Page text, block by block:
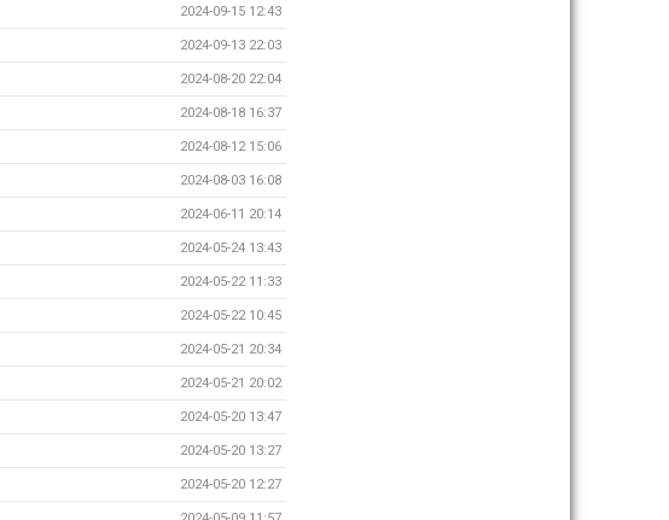
2024-09-15 12:43
2024-09-13 22:03
2024-08-20 22:04
2024-08-18 16:37
2024-08-12 15:06
2024-08-03 16:08
2024-06-11 20:14
2024-05-24 13:43
2024-05-22 11:33
2024-05-22 10:45
2024-05-21 20:34
2024-05-21 20:02
2024-05-20 13:47
2024-05-20 13:27
2024-05-20 12:27